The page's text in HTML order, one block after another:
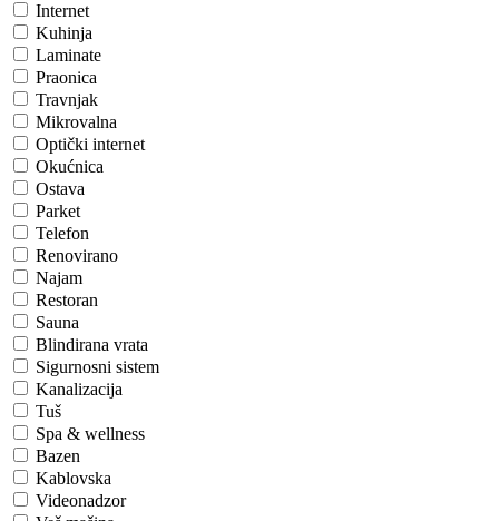
Internet
Kuhinja
Laminate
Praonica
Travnjak
Mikrovalna
Optički internet
Okućnica
Ostava
Parket
Telefon
Renovirano
Najam
Restoran
Sauna
Blindirana vrata
Sigurnosni sistem
Kanalizacija
Tuš
Spa & wellness
Bazen
Kablovska
Videonadzor